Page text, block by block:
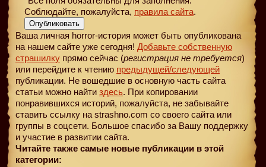
Соблюдайте, пожалуйста, правила сайта.
Опубликовать
Ваша личная horror-история может быть опубликована
на нашем сайте уже сегодня! Добавьте собственную
страшилку прямо сейчас (регистрация не требуется)
или перейдите к чтению предыдущей/следующей
публикации. Не вошедшие в основную часть сайта
статьи можно найти здесь. При копировании
понравившихся историй, пожалуйста, не забывайте
ставить ссылку на strashno.com со своего сайта или
группы в соцсети. Большое спасибо за Вашу поддержку
и участие в развитии сайта.
Читайте также самые новые публикации в этой
категории: